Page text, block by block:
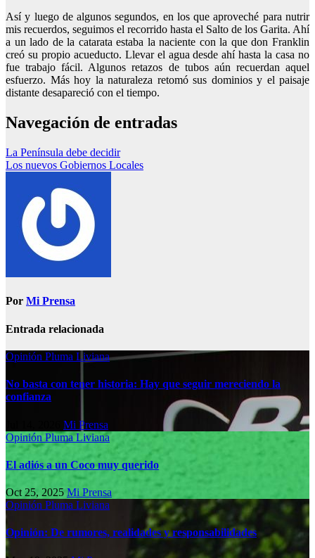
Así y luego de algunos segundos, en los que aproveché para nutrir
mis recuerdos, seguimos el recorrido hasta el Salto de los Garita. Ahí
a un lado de la catarata estaba la naciente con la que don Franklin
creó su propio acueducto. Llevar el agua desde ahí hasta la casa no
fue trabajo fácil. Algunos retazos de tubos aún recuerdan aquel
esfuerzo. Más hoy la naturaleza retomó sus dominios y el paisaje
distante desapareció con el tiempo.
Navegación de entradas
La Península debe decidir
Los nuevos Gobiernos Locales
Por Mi Prensa
Entrada relacionada
Opinión Pluma Liviana
No basta con tener historia: Hay que seguir mereciendo la
confianza
Mi Prensa
Opinión Pluma Liviana
El adiós a un Coco muy querido
Oct 25, 2025 Mi Prensa
Opinión Pluma Liviana
Opinión: De rumores, realidades y responsabilidades